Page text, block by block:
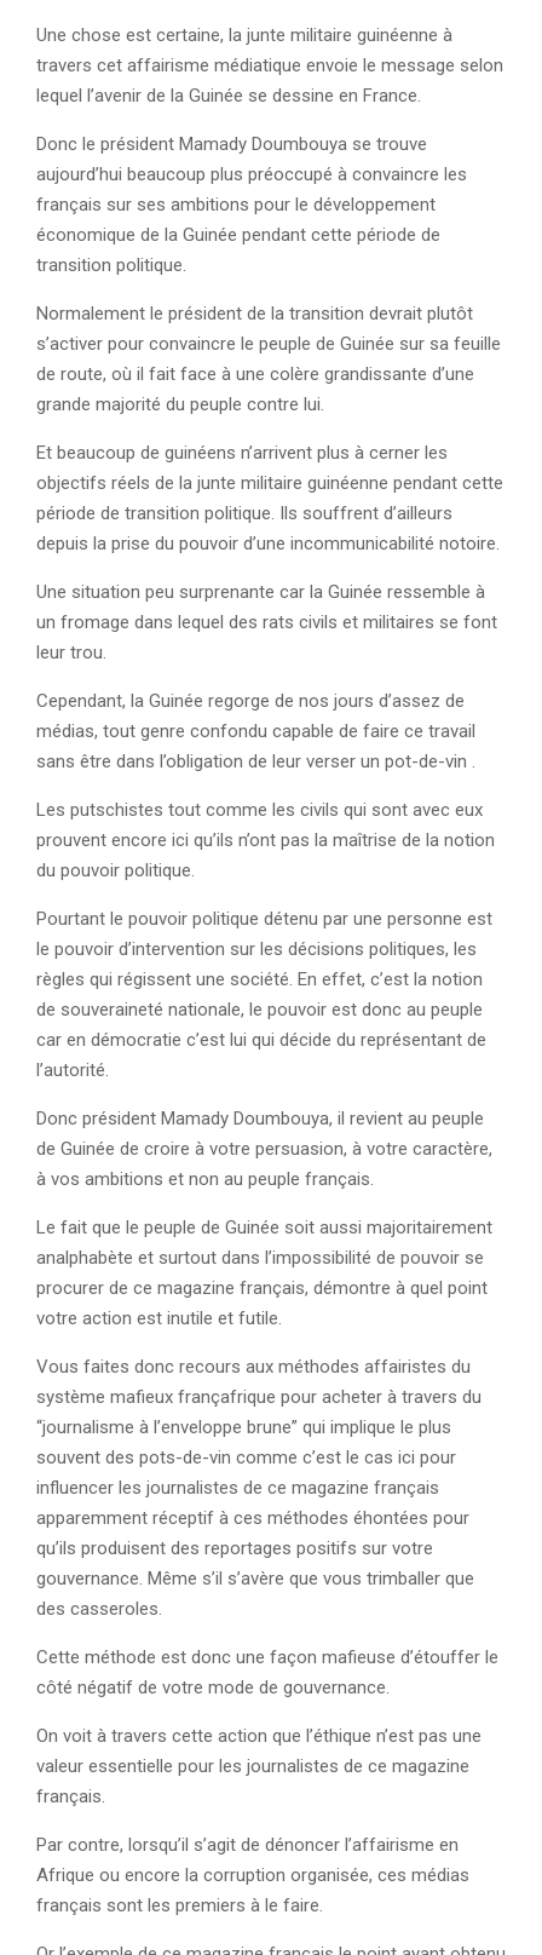
Une chose est certaine, la junte militaire guinéenne à
travers cet affairisme médiatique envoie le message selon
lequel l’avenir de la Guinée se dessine en France.
Donc le président Mamady Doumbouya se trouve
aujourd’hui beaucoup plus préoccupé à convaincre les
français sur ses ambitions pour le développement
économique de la Guinée pendant cette période de
transition politique.
Normalement le président de la transition devrait plutôt
s’activer pour convaincre le peuple de Guinée sur sa feuille
de route, où il fait face à une colère grandissante d’une
grande majorité du peuple contre lui.
Et beaucoup de guinéens n’arrivent plus à cerner les
objectifs réels de la junte militaire guinéenne pendant cette
période de transition politique. Ils souffrent d’ailleurs
depuis la prise du pouvoir d’une incommunicabilité notoire.
Une situation peu surprenante car la Guinée ressemble à
un fromage dans lequel des rats civils et militaires se font
leur trou.
Cependant, la Guinée regorge de nos jours d’assez de
médias, tout genre confondu capable de faire ce travail
sans être dans l’obligation de leur verser un pot-de-vin .
Les putschistes tout comme les civils qui sont avec eux
prouvent encore ici qu’ils n’ont pas la maîtrise de la notion
du pouvoir politique.
Pourtant le pouvoir politique détenu par une personne est
le pouvoir d’intervention sur les décisions politiques, les
règles qui régissent une société. En effet, c’est la notion
de souveraineté nationale, le pouvoir est donc au peuple
car en démocratie c’est lui qui décide du représentant de
l’autorité.
Donc président Mamady Doumbouya, il revient au peuple
de Guinée de croire à votre persuasion, à votre caractère,
à vos ambitions et non au peuple français.
Le fait que le peuple de Guinée soit aussi majoritairement
analphabète et surtout dans l’impossibilité de pouvoir se
procurer de ce magazine français, démontre à quel point
votre action est inutile et futile.
Vous faites donc recours aux méthodes affairistes du
système mafieux françafrique pour acheter à travers du
“journalisme à l’enveloppe brune” qui implique le plus
souvent des pots-de-vin comme c’est le cas ici pour
influencer les journalistes de ce magazine français
apparemment réceptif à ces méthodes éhontées pour
qu’ils produisent des reportages positifs sur votre
gouvernance. Même s’il s’avère que vous trimballer que
des casseroles.
Cette méthode est donc une façon mafieuse d’étouffer le
côté négatif de votre mode de gouvernance.
On voit à travers cette action que l’éthique n’est pas une
valeur essentielle pour les journalistes de ce magazine
français.
Par contre, lorsqu’il s’agit de dénoncer l’affairisme en
Afrique ou encore la corruption organisée, ces médias
français sont les premiers à le faire.